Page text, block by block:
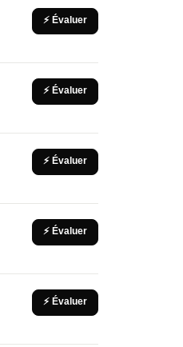
⚡ Évaluer
⚡ Évaluer
⚡ Évaluer
⚡ Évaluer
⚡ Évaluer